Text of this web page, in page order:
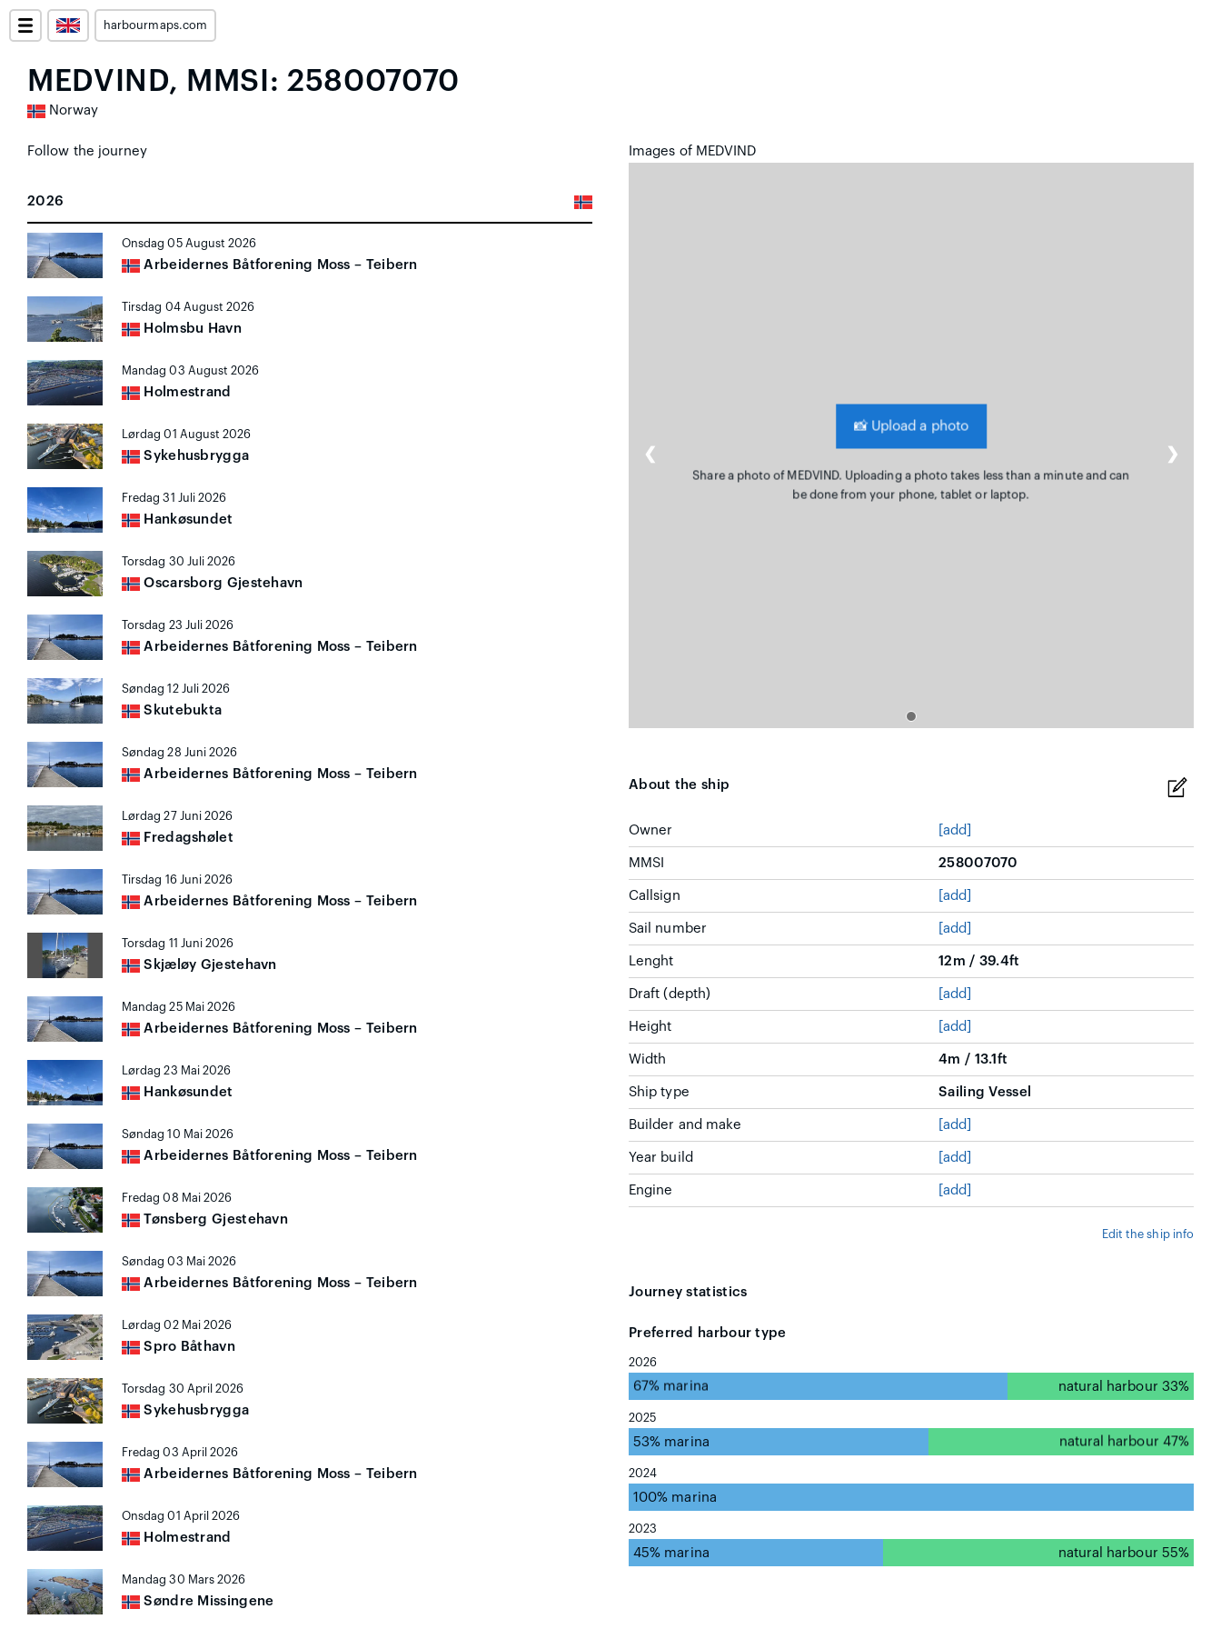
harbourmaps.com
MEDVIND, MMSI: 258007070
Norway
Follow the journey
2026
Onsdag 05 August 2026
Arbeidernes Båtforening Moss – Teibern
Tirsdag 04 August 2026
Holmsbu Havn
Mandag 03 August 2026
Holmestrand
Lørdag 01 August 2026
Sykehusbrygga
Fredag 31 Juli 2026
Hankøsundet
Torsdag 30 Juli 2026
Oscarsborg Gjestehavn
Torsdag 23 Juli 2026
Arbeidernes Båtforening Moss – Teibern
Søndag 12 Juli 2026
Skutebukta
Søndag 28 Juni 2026
Arbeidernes Båtforening Moss – Teibern
Lørdag 27 Juni 2026
Fredagshølet
Tirsdag 16 Juni 2026
Arbeidernes Båtforening Moss – Teibern
Torsdag 11 Juni 2026
Skjæløy Gjestehavn
Mandag 25 Mai 2026
Arbeidernes Båtforening Moss – Teibern
Lørdag 23 Mai 2026
Hankøsundet
Søndag 10 Mai 2026
Arbeidernes Båtforening Moss – Teibern
Fredag 08 Mai 2026
Tønsberg Gjestehavn
Søndag 03 Mai 2026
Arbeidernes Båtforening Moss – Teibern
Lørdag 02 Mai 2026
Spro Båthavn
Torsdag 30 April 2026
Sykehusbrygga
Fredag 03 April 2026
Arbeidernes Båtforening Moss – Teibern
Onsdag 01 April 2026
Holmestrand
Mandag 30 Mars 2026
Søndre Missingene
Images of MEDVIND
📸Upload a photo
Share a photo of MEDVIND. Uploading a photo takes less than a minute and can
be done from your phone, tablet or laptop.
❮ ❯
About the ship
Owner [add]
MMSI 258007070
Callsign [add]
Sail number [add]
Lenght 12m / 39.4ft
Draft (depth) [add]
Height [add]
Width 4m / 13.1ft
Ship type Sailing Vessel
Builder and make [add]
Year build [add]
Engine [add]
Edit the ship info
Journey statistics
Preferred harbour type
2026
67% marina natural harbour 33%
2025
53% marina natural harbour 47%
2024
100% marina
2023
45% marina natural harbour 55%